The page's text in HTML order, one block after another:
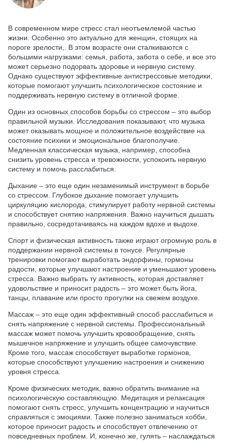
В современном мире стресс стал неотъемлемой частью
жизни. Особенно это актуально для женщин, стоящих на
пороге зрелости,. В этом возрасте они сталкиваются с
большими нагрузками: семья, работа, забота о себе, и все это
может серьезно подорвать здоровье и нервную систему.
Однако существуют эффективные антистрессовые методики,
которые помогают улучшить психологическое состояние и
поддерживать нервную систему в отличной форме.
Один из основных способов борьбы со стрессом – это выбор
правильной музыки. Исследования показывают, что музыка
может оказывать мощное и положительное воздействие на
состояние психики и эмоциональное благополучие.
Медленная классическая музыка, например, способна
снизить уровень стресса и тревожности, успокоить нервную
систему и помочь расслабиться.
Дыхание – это еще один незаменимый инструмент в борьбе
со стрессом. Глубокое дыхание помогает улучшить
циркуляцию кислорода, стимулирует работу нервной системы
и способствует снятию напряжения. Важно научиться дышать
правильно, сосредотачиваясь на каждом вдохе и выдохе.
Спорт и физическая активность также играют огромную роль в
поддержании нервной системы в тонусе. Регулярные
тренировки помогают выработать эндорфины, гормоны
радости, которые улучшают настроение и уменьшают уровень
стресса. Важно выбрать ту активность, которая доставляет
удовольствие и приносит радость – это может быть йога,
танцы, плавание или просто прогулки на свежем воздухе.
Массаж – это еще один эффективный способ расслабиться и
снять напряжение с нервной системы. Профессиональный
массаж может помочь улучшить кровообращение, снять
мышечное напряжение и улучшить общее самочувствие.
Кроме того, массаж способствует выработке гормонов,
которые способствуют улучшению настроения и снижению
уровня стресса.
Кроме физических методик, важно обратить внимание на
психологическую составляющую. Медитация и релаксация
помогают снять стресс, улучшить концентрацию и научиться
справляться с эмоциями. Также полезно заниматься хобби,
которое приносит радость и способствует отвлечению от
повседневных проблем. И, конечно же, гулять – наслаждаться